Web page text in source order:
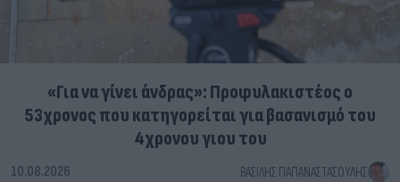
«Για να γίνει άνδρας»: Προφυλακιστέος ο
53χρονος που κατηγορείται για βασανισμό του
4χρονου γιου του
10.08.2026 ΒΑΣΊΛΗΣ ΠΑΠΑΝΑΣΤΑΣΟΎΛΗΣ